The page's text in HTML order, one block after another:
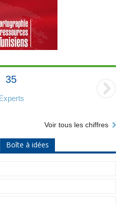
35
Voir tous les chiffres
Boîte à idées